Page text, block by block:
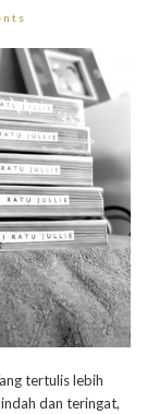
tertulis lebih
dan teringat,